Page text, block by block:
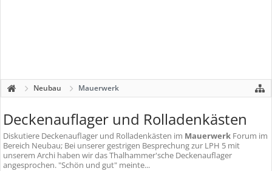
Neubau Mauerwerk
Deckenauflager und Rolladenkästen
Diskutiere Deckenauflager und Rolladenkästen im Mauerwerk Forum im
Bereich Neubau; Bei unserer gestrigen Besprechung zur LPH 5 mit
unserem Archi haben wir das Thalhammer'sche Deckenauflager
angesprochen. "Schön und gut" meinte...